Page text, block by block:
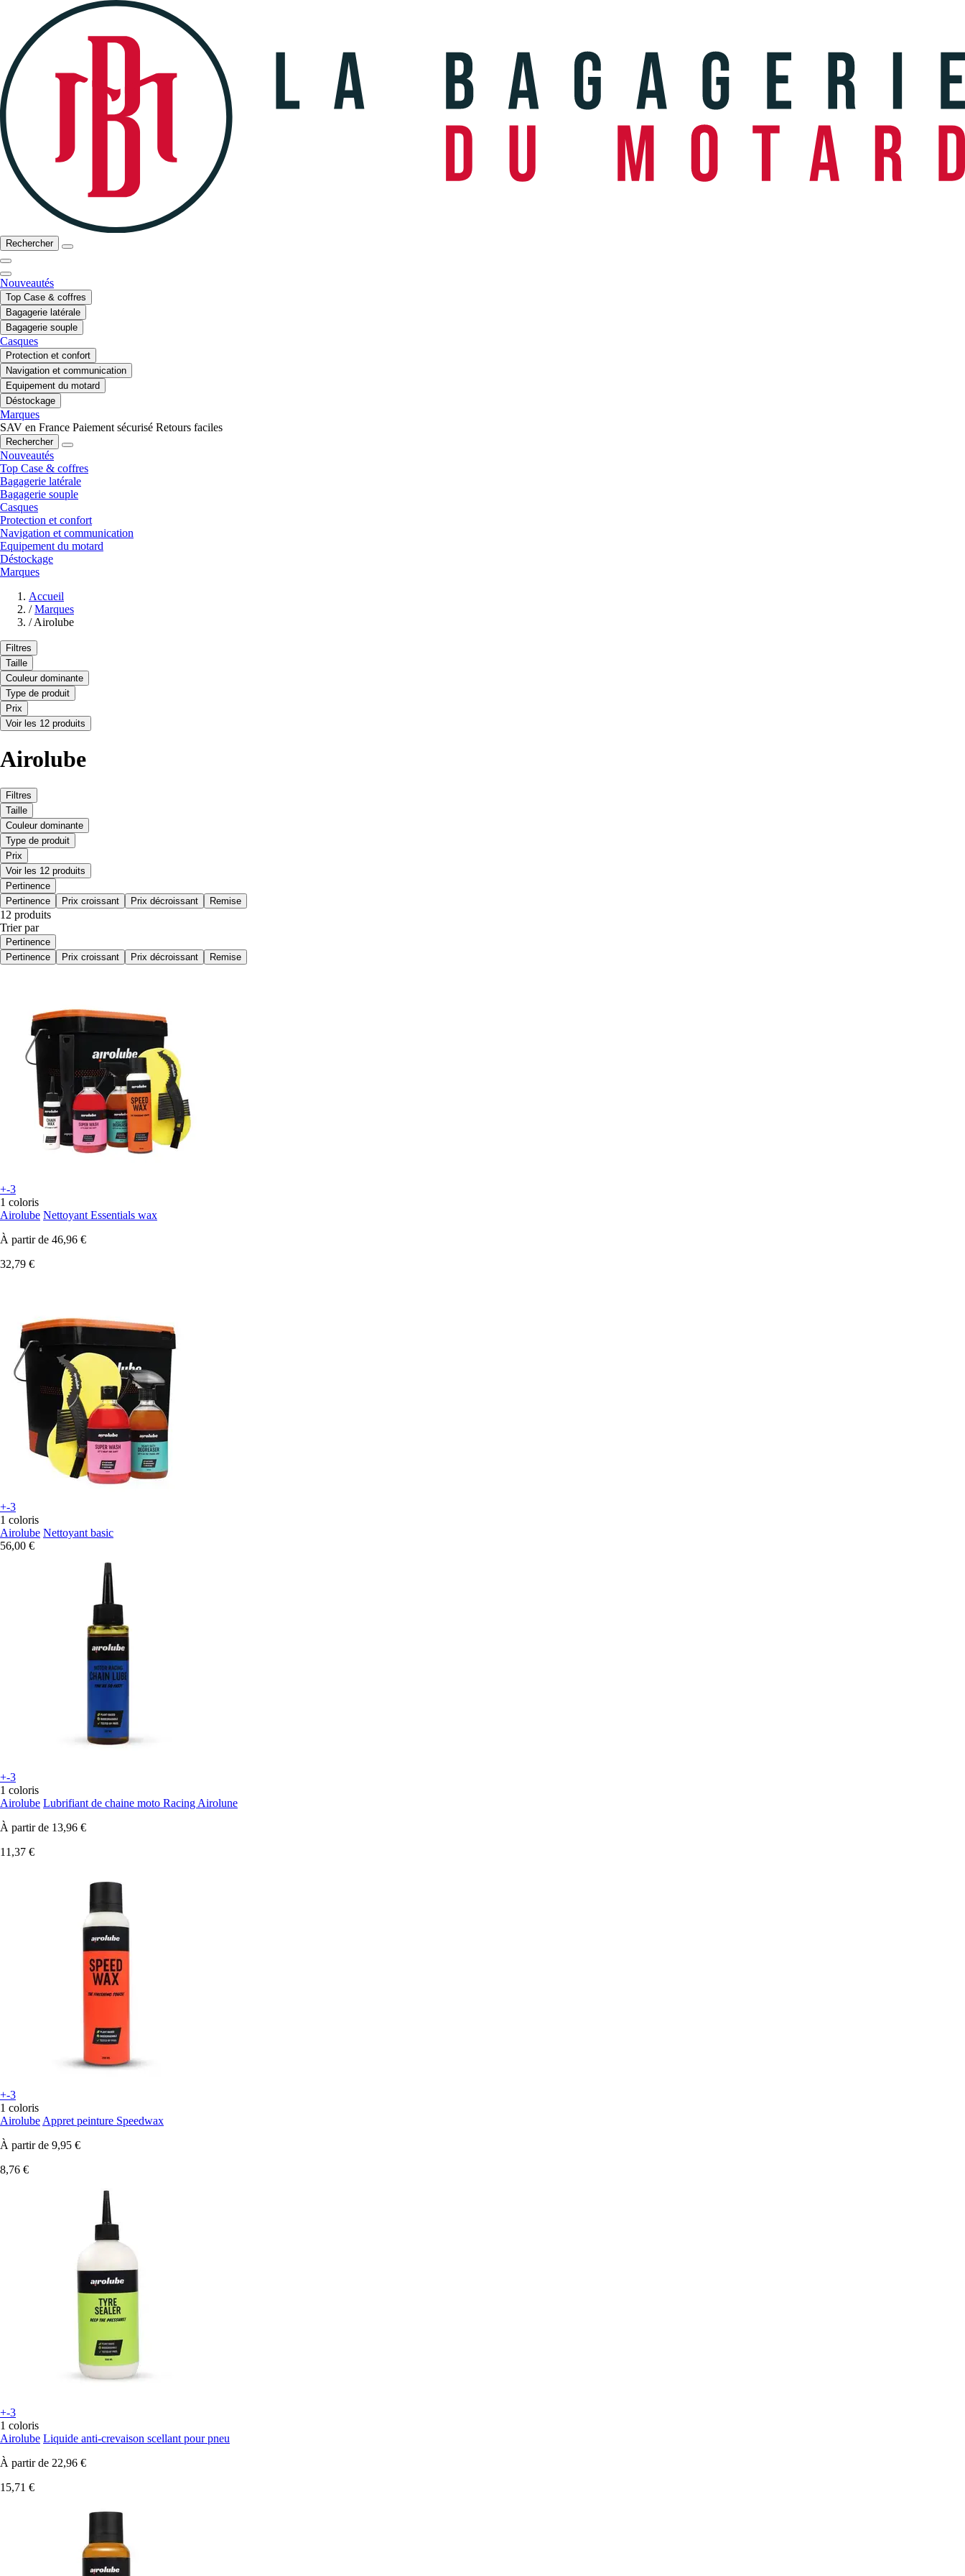
Rechercher
Nouveautés
Top Case & coffres
Bagagerie latérale
Bagagerie souple
Casques
Protection et confort
Navigation et communication
Equipement du motard
Déstockage
Marques
SAV en France Paiement sécurisé Retours faciles
Rechercher
Nouveautés
Top Case & coffres
Bagagerie latérale
Bagagerie souple
Casques
Protection et confort
Navigation et communication
Equipement du motard
Déstockage
Marques
Accueil
/ Marques
/ Airolube
Filtres
Taille
Couleur dominante
Type de produit
Prix
Voir les 12 produits
Airolube
Filtres
Taille
Couleur dominante
Type de produit
Prix
Voir les 12 produits
Pertinence
Pertinence
Prix croissant Prix décroissant Remise
12 produits
Trier par
Pertinence
Pertinence
Prix croissant Prix décroissant Remise
+-3
1 coloris
Airolube Nettoyant Essentials wax
À partir de 46,96 €
32,79 €
+-3
1 coloris
Airolube Nettoyant basic
56,00 €
+-3
1 coloris
Airolube Lubrifiant de chaine moto Racing Airolune
À partir de 13,96 €
11,37 €
+-3
1 coloris
AirolubeAppret peinture Speedwax
À partir de 9,95 €
8,76 €
+-3
1 coloris
Airolube Liquide anti-crevaison scellant pour pneu
À partir de 22,96 €
15,71 €